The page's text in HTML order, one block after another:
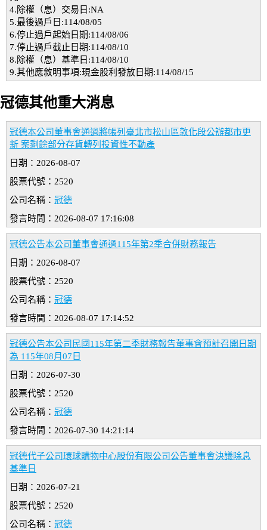
4.除權（息）交易日:NA
5.最後過戶日:114/08/05
6.停止過戶起始日期:114/08/06
7.停止過戶截止日期:114/08/10
8.除權（息）基準日:114/08/10
9.其他應敘明事項:現金股利發放日期:114/08/15
冠德其他重大消息
冠德本公司董事會通過將帳列臺北市松山區敦化段公辦都市更
新 案剩餘部分存貨轉列投資性不動產
日期：2026-08-07
股票代號：2520
公司名稱： 冠德
發言時間：2026-08-07 17:16:08
冠德公告本公司董事會通過115年第2季合併財務報告
日期：2026-08-07
股票代號：2520
公司名稱： 冠德
發言時間：2026-08-07 17:14:52
冠德公告本公司民國115年第二季財務報告董事會預計召開日期
為 115年08月07日
日期：2026-07-30
股票代號：2520
公司名稱： 冠德
發言時間：2026-07-30 14:21:14
冠德代子公司環球購物中心股份有限公司公告董事會決議除息
基準日
日期：2026-07-21
股票代號：2520
公司名稱： 冠德